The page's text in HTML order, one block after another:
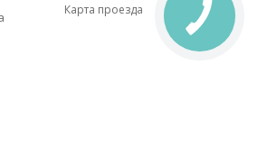
Карта проезда